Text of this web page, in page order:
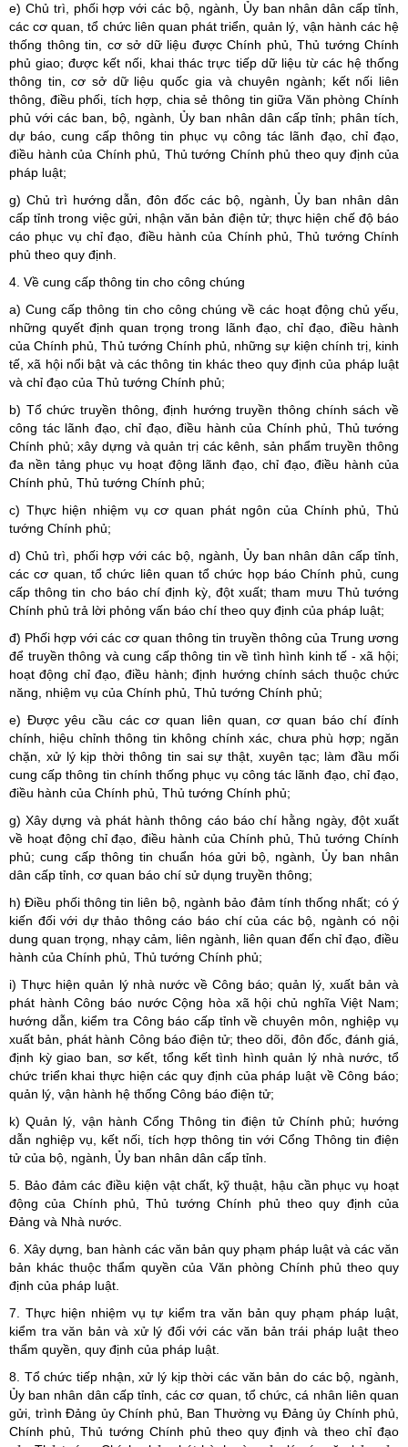
e) Chủ trì, phối hợp với các bộ, ngành, Ủy ban nhân dân cấp tỉnh,
các cơ quan, tổ chức liên quan phát triển, quản lý, vận hành các hệ
thống thông tin, cơ sở dữ liệu được Chính phủ, Thủ tướng Chính
phủ giao; được kết nối, khai thác trực tiếp dữ liệu từ các hệ thống
thông tin, cơ sở dữ liệu quốc gia và chuyên ngành; kết nối liên
thông, điều phối, tích hợp, chia sẻ thông tin giữa Văn phòng Chính
phủ với các ban, bộ, ngành, Ủy ban nhân dân cấp tỉnh; phân tích,
dự báo, cung cấp thông tin phục vụ công tác lãnh đạo, chỉ đạo,
điều hành của Chính phủ, Thủ tướng Chính phủ theo quy định của
pháp luật;
g) Chủ trì hướng dẫn, đôn đốc các bộ, ngành, Ủy ban nhân dân
cấp tỉnh trong việc gửi, nhận văn bản điện tử; thực hiện chế độ báo
cáo phục vụ chỉ đạo, điều hành của Chính phủ, Thủ tướng Chính
phủ theo quy định.
4. Về cung cấp thông tin cho công chúng
a) Cung cấp thông tin cho công chúng về các hoạt động chủ yếu,
những quyết định quan trọng trong lãnh đạo, chỉ đạo, điều hành
của Chính phủ, Thủ tướng Chính phủ, những sự kiện chính trị, kinh
tế, xã hội nổi bật và các thông tin khác theo quy định của pháp luật
và chỉ đạo của Thủ tướng Chính phủ;
b) Tổ chức truyền thông, định hướng truyền thông chính sách về
công tác lãnh đạo, chỉ đạo, điều hành của Chính phủ, Thủ tướng
Chính phủ; xây dựng và quản trị các kênh, sản phẩm truyền thông
đa nền tảng phục vụ hoạt động lãnh đạo, chỉ đạo, điều hành của
Chính phủ, Thủ tướng Chính phủ;
c) Thực hiện nhiệm vụ cơ quan phát ngôn của Chính phủ, Thủ
tướng Chính phủ;
d) Chủ trì, phối hợp với các bộ, ngành, Ủy ban nhân dân cấp tỉnh,
các cơ quan, tổ chức liên quan tổ chức họp báo Chính phủ, cung
cấp thông tin cho báo chí định kỳ, đột xuất; tham mưu Thủ tướng
Chính phủ trả lời phỏng vấn báo chí theo quy định của pháp luật;
đ) Phối hợp với các cơ quan thông tin truyền thông của Trung ương
để truyền thông và cung cấp thông tin về tình hình kinh tế - xã hội;
hoạt động chỉ đạo, điều hành; định hướng chính sách thuộc chức
năng, nhiệm vụ của Chính phủ, Thủ tướng Chính phủ;
e) Được yêu cầu các cơ quan liên quan, cơ quan báo chí đính
chính, hiệu chỉnh thông tin không chính xác, chưa phù hợp; ngăn
chặn, xử lý kịp thời thông tin sai sự thật, xuyên tạc; làm đầu mối
cung cấp thông tin chính thống phục vụ công tác lãnh đạo, chỉ đạo,
điều hành của Chính phủ, Thủ tướng Chính phủ;
g) Xây dựng và phát hành thông cáo báo chí hằng ngày, đột xuất
về hoạt động chỉ đạo, điều hành của Chính phủ, Thủ tướng Chính
phủ; cung cấp thông tin chuẩn hóa gửi bộ, ngành, Ủy ban nhân
dân cấp tỉnh, cơ quan báo chí sử dụng truyền thông;
h) Điều phối thông tin liên bộ, ngành bảo đảm tính thống nhất; có ý
kiến đối với dự thảo thông cáo báo chí của các bộ, ngành có nội
dung quan trọng, nhạy cảm, liên ngành, liên quan đến chỉ đạo, điều
hành của Chính phủ, Thủ tướng Chính phủ;
i) Thực hiện quản lý nhà nước về Công báo; quản lý, xuất bản và
phát hành Công báo nước Cộng hòa xã hội chủ nghĩa Việt Nam;
hướng dẫn, kiểm tra Công báo cấp tỉnh về chuyên môn, nghiệp vụ
xuất bản, phát hành Công báo điện tử; theo dõi, đôn đốc, đánh giá,
định kỳ giao ban, sơ kết, tổng kết tình hình quản lý nhà nước, tổ
chức triển khai thực hiện các quy định của pháp luật về Công báo;
quản lý, vận hành hệ thống Công báo điện tử;
k) Quản lý, vận hành Cổng Thông tin điện tử Chính phủ; hướng
dẫn nghiệp vụ, kết nối, tích hợp thông tin với Cổng Thông tin điện
tử của bộ, ngành, Ủy ban nhân dân cấp tỉnh.
5. Bảo đảm các điều kiện vật chất, kỹ thuật, hậu cần phục vụ hoạt
động của Chính phủ, Thủ tướng Chính phủ theo quy định của
Đảng và Nhà nước.
6. Xây dựng, ban hành các văn bản quy phạm pháp luật và các văn
bản khác thuộc thẩm quyền của Văn phòng Chính phủ theo quy
định của pháp luật.
7. Thực hiện nhiệm vụ tự kiểm tra văn bản quy phạm pháp luật,
kiểm tra văn bản và xử lý đối với các văn bản trái pháp luật theo
thẩm quyền, quy định của pháp luật.
8. Tổ chức tiếp nhận, xử lý kịp thời các văn bản do các bộ, ngành,
Ủy ban nhân dân cấp tỉnh, các cơ quan, tổ chức, cá nhân liên quan
gửi, trình Đảng ủy Chính phủ, Ban Thường vụ Đảng ủy Chính phủ,
Chính phủ, Thủ tướng Chính phủ theo quy định và theo chỉ đạo